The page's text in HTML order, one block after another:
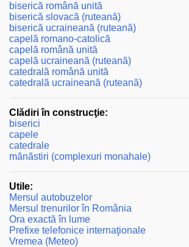
biserică română unită
biserică slovacă (ruteană)
biserică ucraineană (ruteană)
capelă romano-catolică
capelă română unită
capelă ucraineană (ruteană)
catedrală română unită
catedrală ucraineană (ruteană)
Clădiri în construcţie:
biserici
capele
catedrale
mănăstiri (complexuri monahale)
Utile:
Mersul autobuzelor
Mersul trenurilor în România
Ora exactă în lume
Prefixe telefonice internaţionale
Vremea (Meteo)